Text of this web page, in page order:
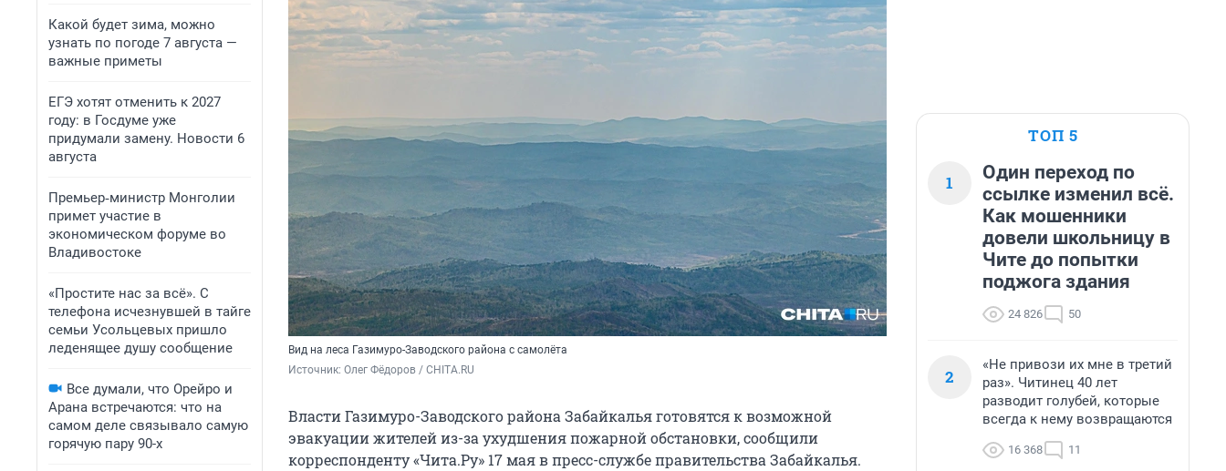
Какой будет зима, можно
узнать по погоде 7 августа —
важные приметы
ЕГЭ хотят отменить к 2027
году: в Госдуме уже
придумали замену. Новости 6
августа
Премьер‑министр Монголии
примет участие в
экономическом форуме во
Владивостоке
«Простите нас за всё». С
телефона исчезнувшей в тайге
семьи Усольцевых пришло
леденящее душу сообщение
Все думали, что Орейро и
Арана встречаются: что на
самом деле связывало самую
горячую пару 90-х
Вид на леса Газимуро-Заводского района с самолёта
Источник: Олег Фёдоров / CHITA.RU
Власти Газимуро-Заводского района Забайкалья готовятся к возможной
эвакуации жителей из-за ухудшения пожарной обстановки, сообщили
корреспонденту «Чита.Ру» 17 мая в пресс-службе правительства Забайкалья.
ТОП 5
1
Один переход по
ссылке изменил всё.
Как мошенники
довели школьницу в
Чите до попытки
поджога здания
24 826 50
2
«Не привози их мне в третий
раз». Читинец 40 лет
разводит голубей, которые
всегда к нему возвращаются
16 368 11